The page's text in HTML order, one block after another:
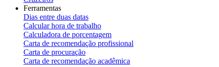
Ferramentas
Dias entre duas datas
Calcular hora de trabalho
Calculadora de porcentagem
Carta de recomendação profissional
Carta de procuração
Carta de recomendação acadêmica